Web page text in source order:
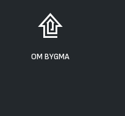
OM BYGMA